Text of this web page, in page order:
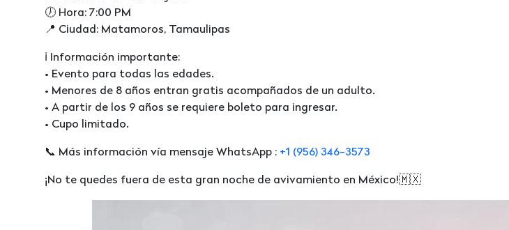
🕖 Hora: 7:00 PM
📍 Ciudad: Matamoros, Tamaulipas
ℹ️ Información importante:
• Evento para todas las edades.
• Menores de 8 años entran gratis acompañados de un adulto.
• A partir de los 9 años se requiere boleto para ingresar.
• Cupo limitado.
📞 Más información vía mensaje WhatsApp : +1 (956) 346-3573
¡No te quedes fuera de esta gran noche de avivamiento en México!🇲🇽